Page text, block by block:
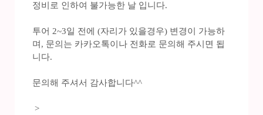
정비로 인하여 불가능한 날 입니다.
투어 2~3일 전에 (자리가 있을경우) 변경이 가능하
며, 문의는 카카오톡이나 전화로 문의해 주시면 됩
니다.
문의해 주셔서 감사합니다^^
>